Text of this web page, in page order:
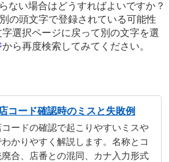
ない場合はどうすればよいですか？
の頭文字で登録されている可能性
選択ページに戻って別の文字を選
から再度検索してみてください。
コード確認時のミスと失敗例
ードの確認で起こりやすいミスや
かりやすく解説します。名称とコ
合、店番との混同、カナ入力形式